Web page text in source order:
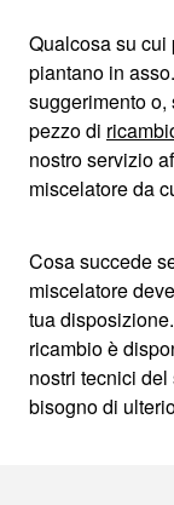
Qualcosa su cui
piantano in
suggerimento
pezzo di
nostro servizio
miscelatore da
Cosa succede
miscelatore
tua
ricambio è
nostri tecnici
bisogno di